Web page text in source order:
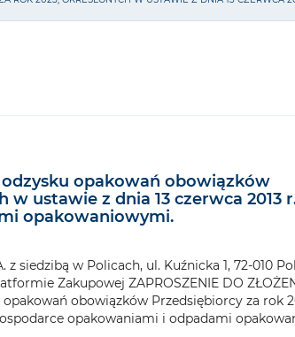
opakowań obowiązków
ustawie z dnia 13 czerwca 2013
opakowaniowymi.
z siedzibą w Policach, ul. Kuźnicka 1, 72-010
Zakupowej ZAPROSZENIE DO
obowiązków Przedsiębiorcy za rok
opakowaniami i odpadami